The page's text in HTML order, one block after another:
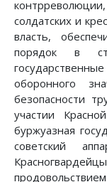
солдатских и
власть,
порядок в
оборонного
безопасности
участии
буржуазная
советский